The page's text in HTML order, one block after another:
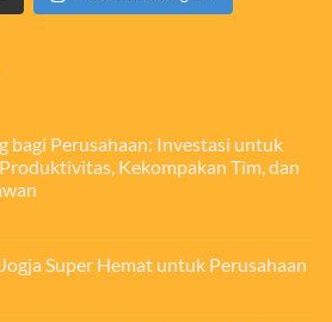
bagi Perusahaan: Investasi untuk
Kekompakan Tim, dan
Super Hemat untuk Perusahaan